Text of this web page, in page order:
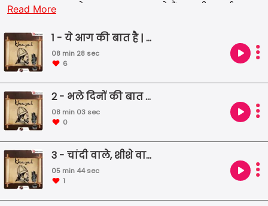
एक नए ख़याल के साथ। आप सुन रहे हैं एच टी स्मार्टकास्ट
Read More
1 - ये आग की बात है | Amrita Pritam | Urdu Shayari | Famous Poetry | Life of a poet
08 min 28 sec
6
2 - भले दिनों की बात है | Ahmad Faraz | Urdu Shayari | Famous Poetry | Life of a poet
08 min 03 sec
0
3 - चांदी वाले, शीशे वाले, आँखों वाले शहर में | Ali Akbar Natiq | Urdu Shayari | Famous Poetry | Life of a poet
05 min 44 sec
1